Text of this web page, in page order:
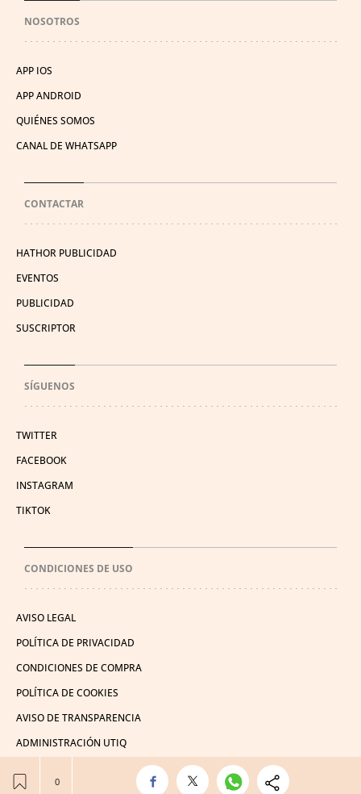
NOSOTROS
APP IOS
APP ANDROID
QUIÉNES SOMOS
CANAL DE WHATSAPP
CONTACTAR
HATHOR PUBLICIDAD
EVENTOS
PUBLICIDAD
SUSCRIPTOR
SÍGUENOS
TWITTER
FACEBOOK
INSTAGRAM
TIKTOK
CONDICIONES DE USO
AVISO LEGAL
POLÍTICA DE PRIVACIDAD
CONDICIONES DE COMPRA
POLÍTICA DE COOKIES
AVISO DE TRANSPARENCIA
ADMINISTRACIÓN UTIQ